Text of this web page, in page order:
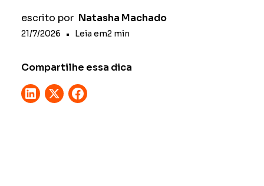
escrito por Natasha Machado
21/7/2026 • Leia em2 min
Compartilhe essa dica